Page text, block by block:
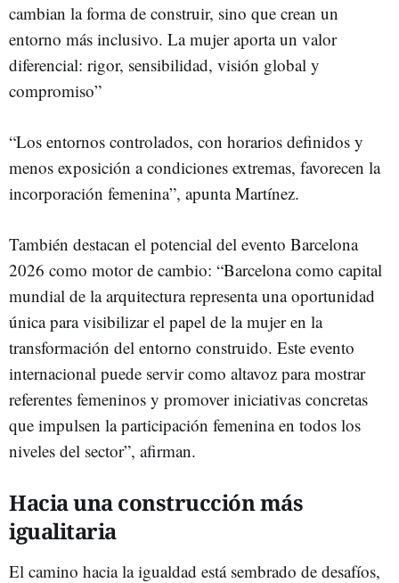
cambian la forma de construir, sino que crean un
entorno más inclusivo. La mujer aporta un valor
diferencial: rigor, sensibilidad, visión global y
compromiso”
“Los entornos controlados, con horarios definidos y
menos exposición a condiciones extremas, favorecen la
incorporación femenina”, apunta Martínez.
También destacan el potencial del evento Barcelona
2026 como motor de cambio: “Barcelona como capital
mundial de la arquitectura representa una oportunidad
única para visibilizar el papel de la mujer en la
transformación del entorno construido. Este evento
internacional puede servir como altavoz para mostrar
referentes femeninos y promover iniciativas concretas
que impulsen la participación femenina en todos los
niveles del sector”, afirman.
Hacia una construcción más
igualitaria
El camino hacia la igualdad está sembrado de desafíos,